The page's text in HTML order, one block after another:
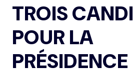
TROIS
POUR LA
PRÉSIDENCE